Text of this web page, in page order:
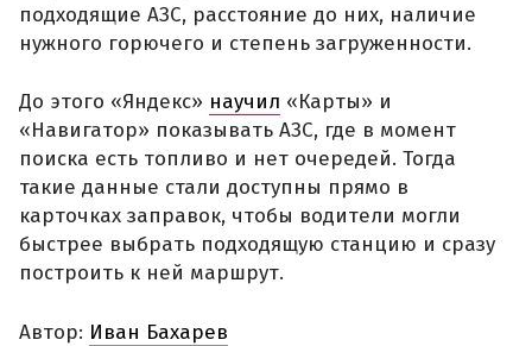
подходящие АЗС, расстояние до них, наличие
нужного горючего и степень загруженности.
До этого «Яндекс» научил «Карты» и
«Навигатор» показывать АЗС, где в момент
поиска есть топливо и нет очередей. Тогда
такие данные стали доступны прямо в
карточках заправок, чтобы водители могли
быстрее выбрать подходящую станцию и сразу
построить к ней маршрут.
Автор: Иван Бахарев